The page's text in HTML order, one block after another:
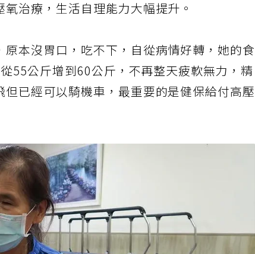
治療，生活自理能力大幅提升。
本沒胃口，吃不下，自從病情好轉，她的食
55公斤增到60公斤，不再整天疲軟無力，精
已經可以騎機車，最重要的是健保給付高壓